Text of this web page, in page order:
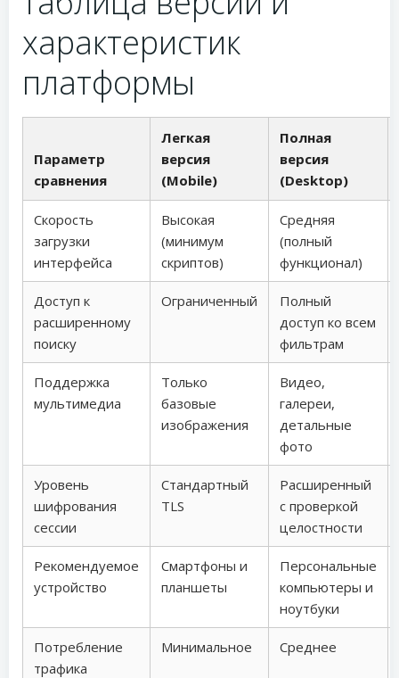
характеристик
платформы
Параметр
сравнения
Легкая
версия
(Mobile)
Полная
версия
(Desktop)
Скорость
загрузки
интерфейса
Высокая
(минимум
скриптов)
Средняя
(полный
функционал)
Доступ к
расширенному
поиску
Ограниченный
Полный
доступ ко всем
фильтрам
Поддержка
мультимедиа
Только
базовые
изображения
Видео,
галереи,
детальные
фото
Уровень
шифрования
сессии
Стандартный
TLS
Расширенный
с проверкой
целостности
Рекомендуемое
устройство
Смартфоны и
планшеты
Персональные
компьютеры и
ноутбуки
Потребление
трафика
Минимальное Среднее